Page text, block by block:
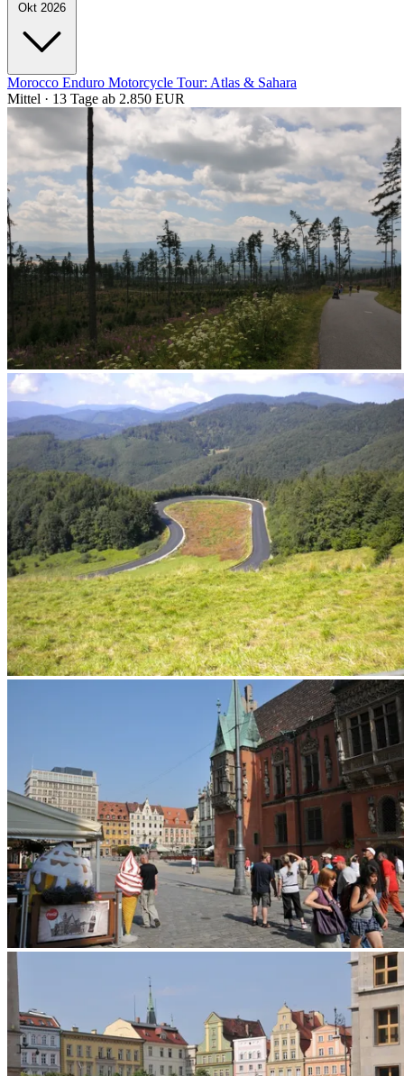
Okt 2026
Morocco Enduro Motorcycle Tour: Atlas & Sahara
Mittel · 13 Tage ab 2.850 EUR